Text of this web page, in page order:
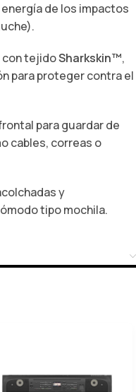
de los impactos
con tejidoSharkskin™,
para proteger contra el
para guardar de
cables, correas o
y
tipo mochila.